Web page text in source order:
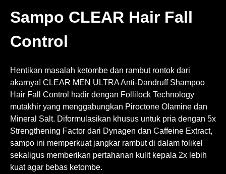
Sampo CLEAR Hair Fall
Control
Hentikan masalah ketombe dan rambut rontok dari
akarnya! CLEAR MEN ULTRA Anti-Dandruff Shampoo
Hair Fall Control hadir dengan Follilock Technology
mutakhir yang menggabungkan Piroctone Olamine dan
Mineral Salt. Diformulasikan khusus untuk pria dengan 5x
Strengthening Factor dari Dynagen dan Caffeine Extract,
sampo ini memperkuat jangkar rambut di dalam folikel
sekaligus memberikan pertahanan kulit kepala 2x lebih
kuat agar bebas ketombe.